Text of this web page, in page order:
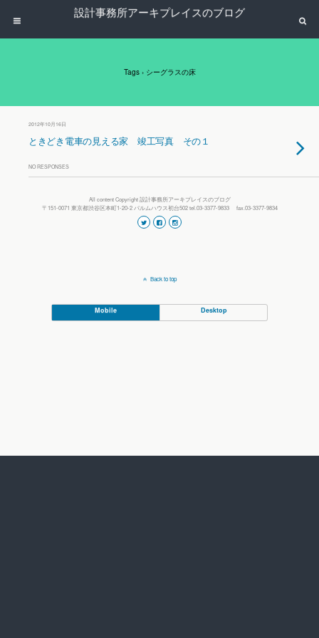
設計事務所アーキプレイスのブログ
Tags › シーグラスの床
2012年10月16日
ときどき電車の見える家 竣工写真 その１
NO RESPONSES
All content Copyright 設計事務所アーキプレイスのブログ
〒151-0071 東京都渋谷区本町1-20-2 パルムハウス初台502 tel.03-3377-9833 fax.03-3377-9834
Back to top
Mobile Desktop